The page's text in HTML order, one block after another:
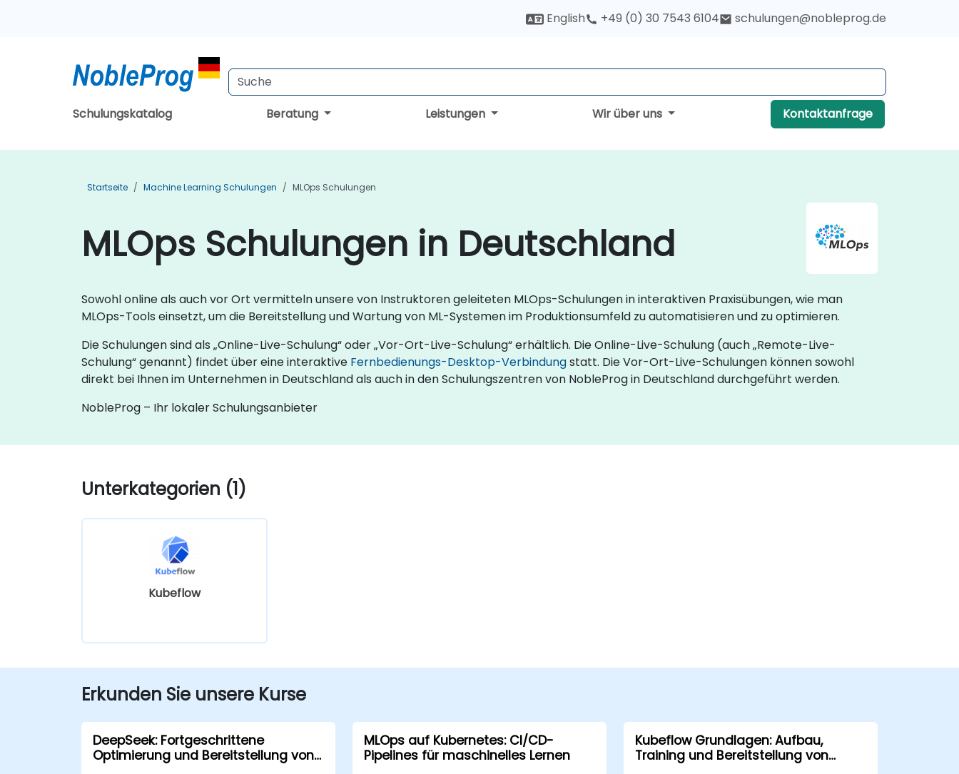
English +49 (0) 30 7543 6104 schulungen@nobleprog.de
Schulungskatalog Beratung Leistungen Wir über uns Kontaktanfrage
Startseite Machine Learning Schulungen MLOps Schulungen
MLOps Schulungen in Deutschland
Sowohl online als auch vor Ort vermitteln unsere von Instruktoren geleiteten MLOps-Schulungen in interaktiven Praxisübungen, wie man
MLOps-Tools einsetzt, um die Bereitstellung und Wartung von ML-Systemen im Produktionsumfeld zu automatisieren und zu optimieren.
Die Schulungen sind als „Online-Live-Schulung“ oder „Vor-Ort-Live-Schulung“ erhältlich. Die Online-Live-Schulung (auch „Remote-Live-
Schulung“ genannt) findet über eine interaktive Fernbedienungs-Desktop-Verbindungstatt. Die Vor-Ort-Live-Schulungen können sowohl
direkt bei Ihnen im Unternehmen in Deutschland als auch in den Schulungszentren von NobleProg in Deutschland durchgeführt werden.
NobleProg – Ihr lokaler Schulungsanbieter
Unterkategorien (1)
Kubeflow
Erkunden Sie unsere Kurse
DeepSeek: Fortgeschrittene
Optimierung und Bereitstellung von
MLOps auf Kubernetes: CI/CD-
Pipelines für maschinelles Lernen
Kubeflow Grundlagen: Aufbau,
Training und Bereitstellung von